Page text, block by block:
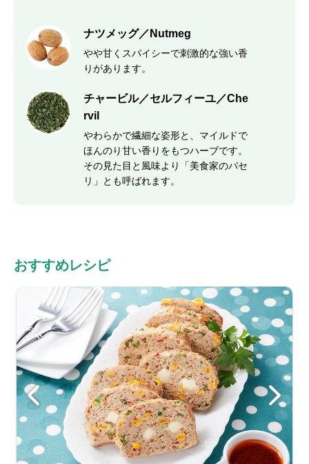
ナツメッグ／Nutmeg
やや甘くスパイシーで刺激的な強い香
りがあります。
チャービル／セルフィーユ／Che
rvil
やわらかで繊細な姿形と、マイルドで
ほんのり甘い香りをもつハーブです。
その見た目と風味より「美食家のパセ
リ」とも呼ばれます。
おすすめレシピ